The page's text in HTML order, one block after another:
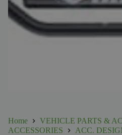
Home
VEHICLE PARTS &
ACCESSORIES
ACC.